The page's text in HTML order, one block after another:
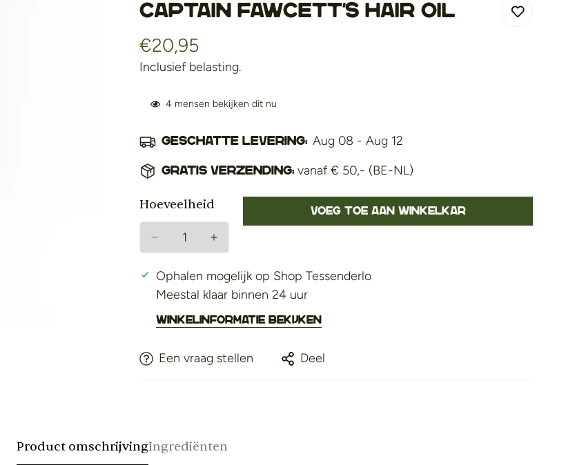
Captain Fawcett's Hair Oil
Normale
prijs
€20,95
Inclusief belasting.
4 mensen bekijken dit nu
Geschatte levering: Aug 08 - Aug 12
Gratis verzending: vanaf € 50,- (BE-NL)
Hoeveelheid Voeg toe aan winkelkar
Ophalen mogelijk op Shop Tessenderlo
Meestal klaar binnen 24 uur
Winkelinformatie bekijken
Een vraag stellen Deel
Product omschrijvingIngrediënten